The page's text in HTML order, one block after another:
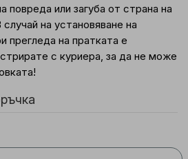
повреда или загуба от страна на
на установяване на
прегледа на пратката е
с куриера, за да не може